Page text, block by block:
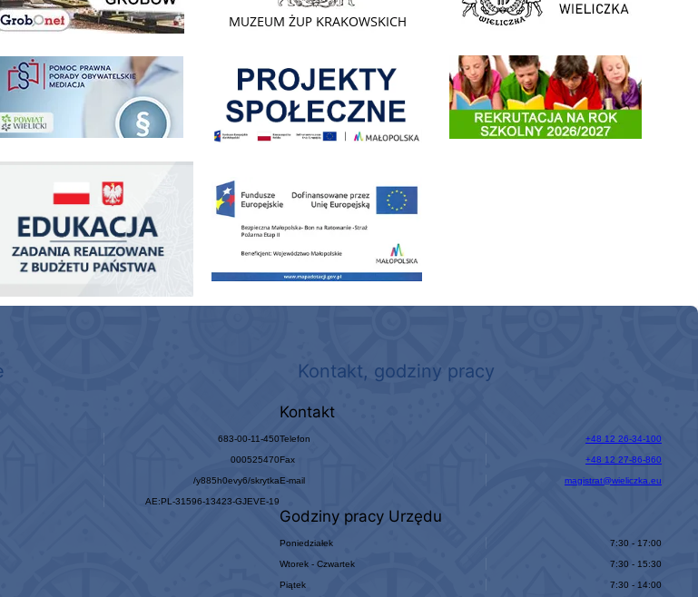
prawna wieliczka Informacja o terminach rekrutacji na rok szkolny 2026/
Zakup fabrycznie nowego, średniego samochodu ratowniczo-gaśniczego z napędem 4x4 dla OSP Kokotów
683-00-11-450
000525470
/y885h0evy6/skrytka
AE:PL-31596-13423-GJEVE-19
Kontakt, godziny pracy
Kontakt
Telefon +48 12 26-34-100
Fax +48 12 27-86-860
E-mail magistrat@wieliczka.eu
Godziny pracy Urzędu
Poniedziałek 7:30 - 17:00
Wtorek - Czwartek 7:30 - 15:30
Piątek 7:30 - 14:00